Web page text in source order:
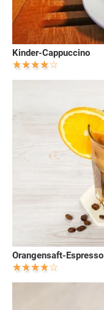
Kinder-Cappuccino
Orangensaft-Espresso